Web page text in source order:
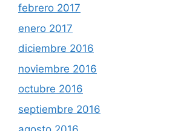
febrero 2017
enero 2017
diciembre 2016
noviembre 2016
octubre 2016
septiembre 2016